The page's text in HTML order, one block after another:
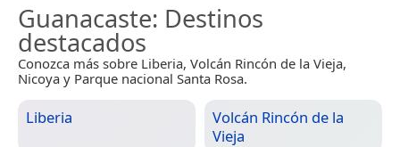
Guanacaste: Destinos
destacados
Conozca más sobre Liberia, Volcán Rincón de la Vieja,
Nicoya y Parque nacional Santa Rosa.
Liberia
Volcán Rincón de la
Vieja